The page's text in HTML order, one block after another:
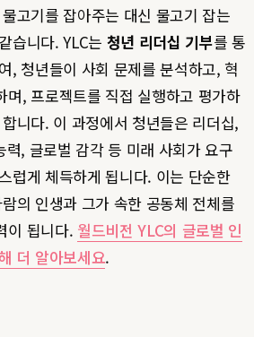
고기를 잡아주는 대신 물고기 잡는
습니다. YLC는 청년 리더십 기부를 통
, 청년들이 사회 문제를 분석하고, 혁
며, 프로젝트를 직접 실행하고 평가하
니다. 이 과정에서 청년들은 리더십,
, 글로벌 감각 등 미래 사회가 요구
럽게 체득하게 됩니다. 이는 단순한
의 인생과 그가 속한 공동체 전체를
이 됩니다. 월드비전 YLC의 글로벌 인
더 알아보세요.